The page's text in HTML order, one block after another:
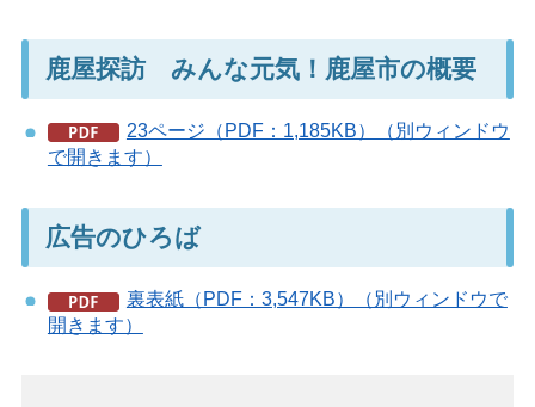
鹿屋探訪 みんな元気！鹿屋市の概要
23ページ（PDF：1,185KB）（別ウィンドウ
で開きます）
広告のひろば
裏表紙（PDF：3,547KB）（別ウィンドウで
開きます）